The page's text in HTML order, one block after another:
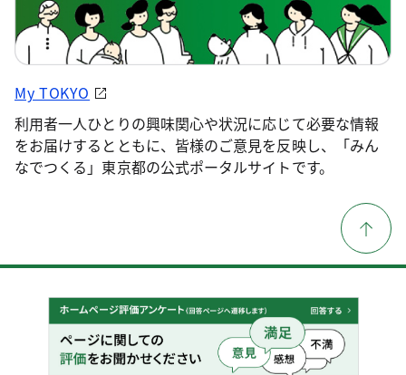
My TOKYO
利用者一人ひとりの興味関心や状況に応じて必要な情報
をお届けするとともに、皆様のご意見を反映し、「みん
なでつくる」東京都の公式ポータルサイトです。